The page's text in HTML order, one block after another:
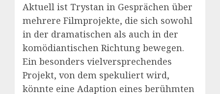
Aktuell ist Trystan in Gesprächen über
mehrere Filmprojekte, die sich sowohl
in der dramatischen als auch in der
komödiantischen Richtung bewegen.
Ein besonders vielversprechendes
Projekt, von dem spekuliert wird,
könnte eine Adaption eines berühmten